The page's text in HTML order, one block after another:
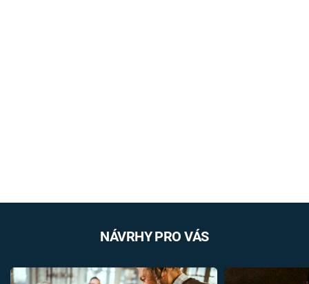
NÁVRHY PRO VÁS